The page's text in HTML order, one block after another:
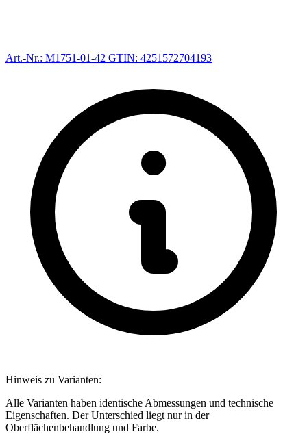
Art.-Nr.: M1751-01-42 GTIN: 4251572704193
Hinweis zu Varianten:
Alle Varianten haben identische Abmessungen und technische
Eigenschaften. Der Unterschied liegt nur in der
Oberflächenbehandlung und Farbe.